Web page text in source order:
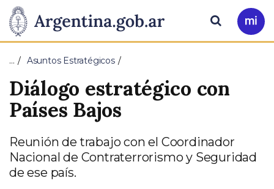
Presidencia
de
la
Nación
Pasar al contenido principal
Ir
a
Buscar
… Asuntos Estratégicos
Diálogo estratégico con
Países Bajos
Reunión de trabajo con el Coordinador
Nacional de Contraterrorismo y Seguridad
de ese país.